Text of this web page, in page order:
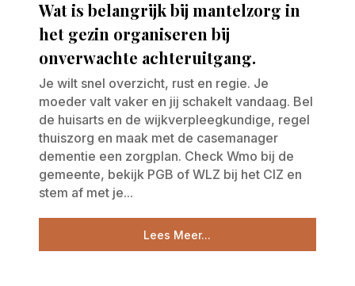
Wat is belangrijk bij mantelzorg in
het gezin organiseren bij
onverwachte achteruitgang.
Je wilt snel overzicht, rust en regie. Je
moeder valt vaker en jij schakelt vandaag. Bel
de huisarts en de wijkverpleegkundige, regel
thuiszorg en maak met de casemanager
dementie een zorgplan. Check Wmo bij de
gemeente, bekijk PGB of WLZ bij het CIZ en
stem af met je...
Lees Meer...